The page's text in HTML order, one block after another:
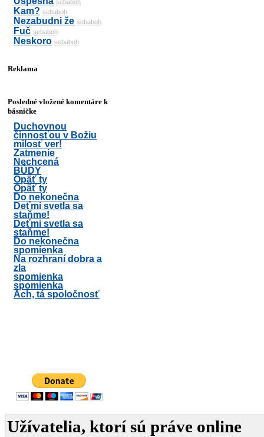
sebaboh
Kam? sebaboh
Nezabudni že sebaboh
Fuč sebaboh
Neskoro sebaboh
Reklama
Posledné vložené komentáre k
básničke
Duchovnou
činnosťou v Božiu
milosť ver!
Zatmenie
Nechcená
BÚDY
Opäť ty
Opäť ty
Do nekonečna
Deťmi svetla sa
staňme!
Deťmi svetla sa
staňme!
Do nekonečna
spomienka
Na rozhraní dobra a
zla
spomienka
spomienka
Ach, tá spoločnosť
Užívatelia, ktorí sú práve online